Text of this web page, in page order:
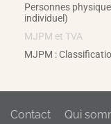
Personnes
individuel)
MJPM et TVA
MJPM :
Contact Qui